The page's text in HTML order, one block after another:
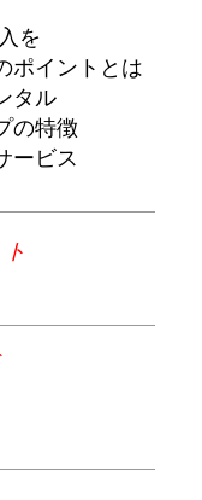
を
ポイントとは
タル
の特徴
ービス